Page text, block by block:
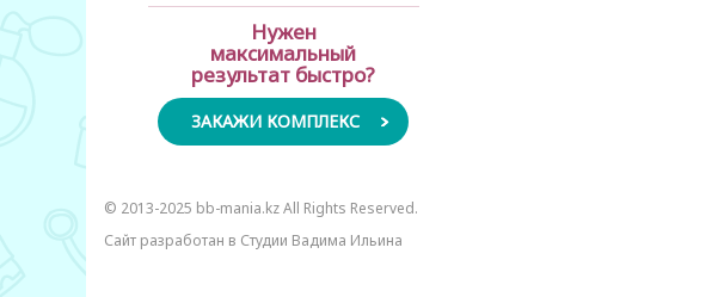
Нужен
максимальный
результат быстро?
ЗАКАЖИ КОМПЛЕКС
© 2013-2025 bb-mania.kz All Rights Reserved.
Сайт разработан в Студии Вадима Ильина